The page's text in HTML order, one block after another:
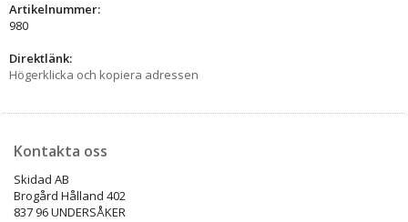
Artikelnummer:
980
Direktlänk:
Högerklicka och kopiera adressen
Kontakta oss
Skidad AB
Brogård Hålland 402
837 96 UNDERSÅKER